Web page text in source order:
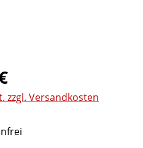
zzgl. Versandkosten